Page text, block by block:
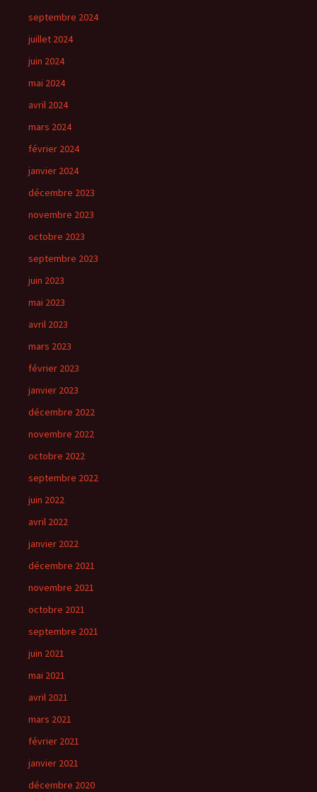
septembre 2024
juillet 2024
juin 2024
mai 2024
avril 2024
mars 2024
février 2024
janvier 2024
décembre 2023
novembre 2023
octobre 2023
septembre 2023
juin 2023
mai 2023
avril 2023
mars 2023
février 2023
janvier 2023
décembre 2022
novembre 2022
octobre 2022
septembre 2022
juin 2022
avril 2022
janvier 2022
décembre 2021
novembre 2021
octobre 2021
septembre 2021
juin 2021
mai 2021
avril 2021
mars 2021
février 2021
janvier 2021
décembre 2020